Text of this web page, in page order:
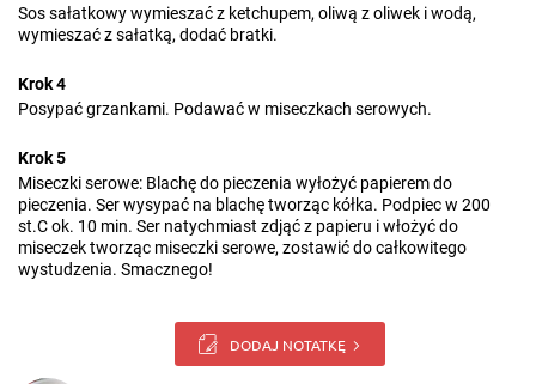
Sos sałatkowy wymieszać z ketchupem, oliwą z oliwek i wodą,
wymieszać z sałatką, dodać bratki.
Krok 4
Posypać grzankami. Podawać w miseczkach serowych.
Krok 5
Miseczki serowe: Blachę do pieczenia wyłożyć papierem do
pieczenia. Ser wysypać na blachę tworząc kółka. Podpiec w 200
st.C ok. 10 min. Ser natychmiast zdjąć z papieru i włożyć do
miseczek tworząc miseczki serowe, zostawić do całkowitego
wystudzenia. Smacznego!
DODAJ NOTATKĘ